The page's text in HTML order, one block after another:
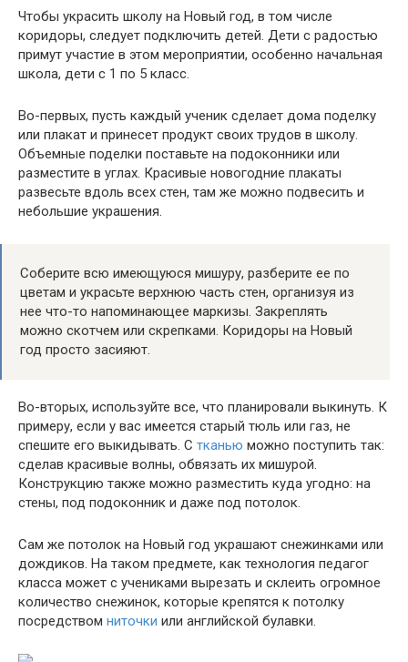
Чтобы украсить школу на Новый год, в том числе
коридоры, следует подключить детей. Дети с радостью
примут участие в этом мероприятии, особенно начальная
школа, дети с 1 по 5 класс.
Во-первых, пусть каждый ученик сделает дома поделку
или плакат и принесет продукт своих трудов в школу.
Объемные поделки поставьте на подоконники или
разместите в углах. Красивые новогодние плакаты
развесьте вдоль всех стен, там же можно подвесить и
небольшие украшения.
Соберите всю имеющуюся мишуру, разберите ее по
цветам и украсьте верхнюю часть стен, организуя из
нее что-то напоминающее маркизы. Закреплять
можно скотчем или скрепками. Коридоры на Новый
год просто засияют.
Во-вторых, используйте все, что планировали выкинуть. К
примеру, если у вас имеется старый тюль или газ, не
спешите его выкидывать. С тканью можно поступить так:
сделав красивые волны, обвязать их мишурой.
Конструкцию также можно разместить куда угодно: на
стены, под подоконник и даже под потолок.
Сам же потолок на Новый год украшают снежинками или
дождиков. На таком предмете, как технология педагог
класса может с учениками вырезать и склеить огромное
количество снежинок, которые крепятся к потолку
посредством ниточки или английской булавки.